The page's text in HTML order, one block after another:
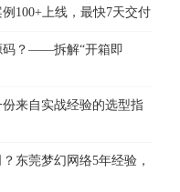
100+上线，最快7天交付
码？——拆解“开箱即
来自实战经验的选型指
东莞梦幻网络5年经验，